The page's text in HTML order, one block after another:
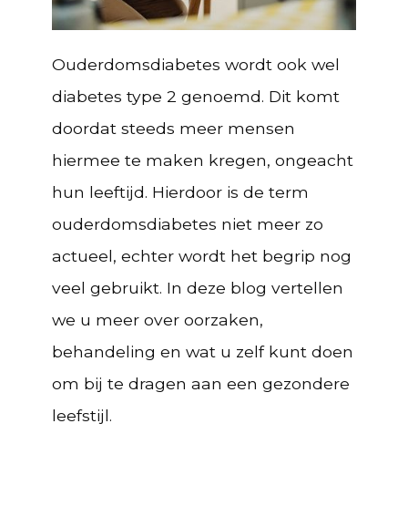
Ouderdomsdiabetes wordt ook wel
diabetes type 2 genoemd. Dit komt
doordat steeds meer mensen
hiermee te maken kregen, ongeacht
hun leeftijd. Hierdoor is de term
ouderdomsdiabetes niet meer zo
actueel, echter wordt het begrip nog
veel gebruikt. In deze blog vertellen
we u meer over oorzaken,
behandeling en wat u zelf kunt doen
om bij te dragen aan een gezondere
leefstijl.